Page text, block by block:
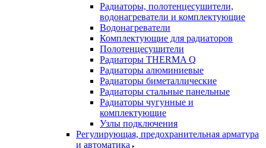
Радиаторы, полотенцесушители,
водонагреватели и комплектующие
Водонагреватели
Комплектующие для радиаторов
Полотенцесушители
Радиаторы THERMA Q
Радиаторы алюминиевые
Радиаторы биметаллические
Радиаторы стальные панельные
Радиаторы чугунные и
комплектующие
Узлы подключения
Регулирующая, предохранительная арматура
и автоматика